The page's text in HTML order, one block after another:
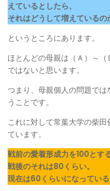
えているとしたら、
それはどうして増えているの
というところにあります。
ほとんどの母親は（Ａ）～
ではないと思います。
つまり、母親個人の問題で
うことです。
これに対して常葉大学の柴
ています。
戦前の愛着形成力を100とす
戦後のそれは80くらい。
現在は60くらいになっている